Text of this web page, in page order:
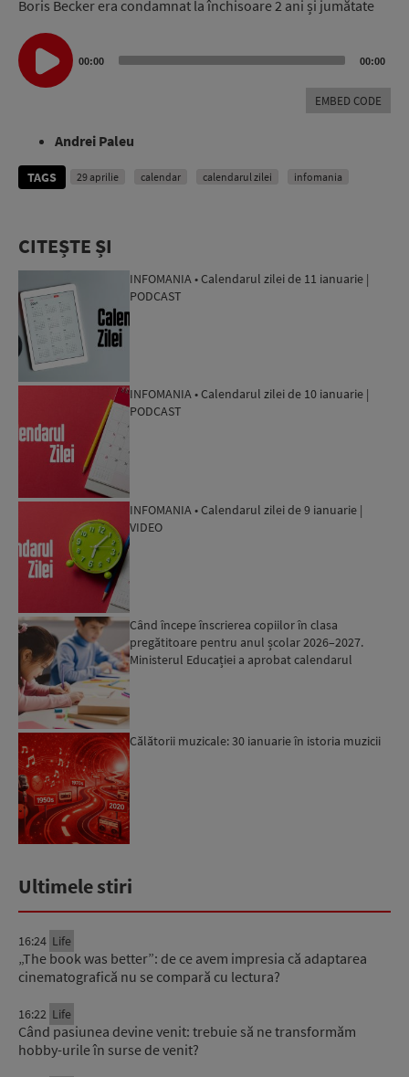
Boris Becker era condamnat la închisoare 2 ani și jumătate
Audio
Player
00:00 00:00
EMBED CODE
Andrei Paleu
TAGS 29 aprilie calendar calendarul zilei infomania
CITEȘTE ȘI
INFOMANIA • Calendarul zilei de 11 ianuarie |
PODCAST
INFOMANIA • Calendarul zilei de 10 ianuarie |
PODCAST
INFOMANIA • Calendarul zilei de 9 ianuarie |
VIDEO
Când începe înscrierea copiilor în clasa
pregătitoare pentru anul școlar 2026–2027.
Ministerul Educației a aprobat calendarul
Călătorii muzicale: 30 ianuarie în istoria muzicii
Ultimele stiri
16:24 Life
„The book was better”: de ce avem impresia că adaptarea
cinematografică nu se compară cu lectura?
16:22 Life
Când pasiunea devine venit: trebuie să ne transformăm
hobby-urile în surse de venit?